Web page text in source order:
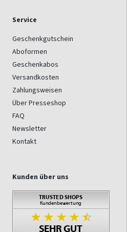
Service
Geschenkgutschein
Aboformen
Geschenkabos
Versandkosten
Zahlungsweisen
Über Presseshop
FAQ
Newsletter
Kontakt
Kunden über uns